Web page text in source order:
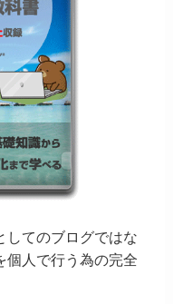
してのブログではな
個人で行う為の完全